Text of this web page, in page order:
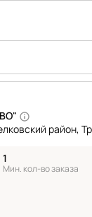
район,
Мин. кол-во заказа
1